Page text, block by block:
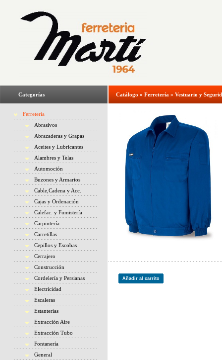
Categorías
Ferretería
Abrasivos
Abrazaderas y Grapas
Aceites y Lubricantes
Alambres y Telas
Automoción
Buzones y Armarios
Cable,Cadena y Acc.
Cajas y Ordenación
Calefac. y Fumistería
Carpintería
Carretillas
Cepillos y Escobas
Cerrajero
Construcción
Cordelería y Persianas
Electricidad
Escaleras
Estanterías
Extracción Aire
Extracción Tubo
Fontanería
General
Catálogo » Ferretería » Vestuario y
Añadir al carrito